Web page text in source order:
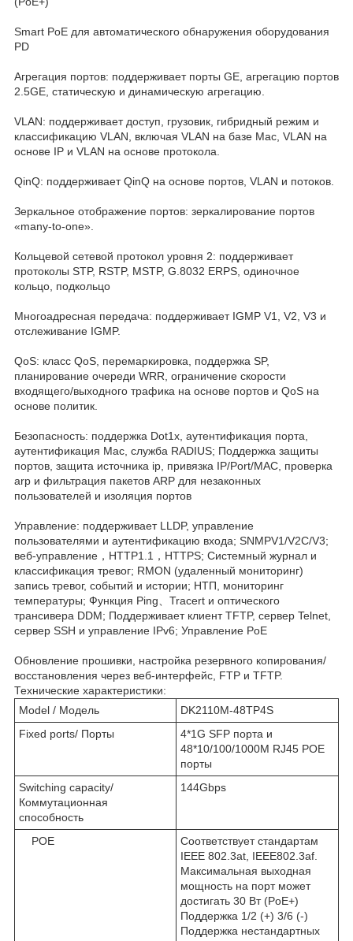
Smart PoE для автоматического обнаружения оборудования
PD
Агрегация портов: поддерживает порты GE, агрегацию портов
2.5GE, статическую и динамическую агрегацию.
VLAN: поддерживает доступ, грузовик, гибридный режим и
классификацию VLAN, включая VLAN на базе Mac, VLAN на
основе IP и VLAN на основе протокола.
QinQ: поддерживает QinQ на основе портов, VLAN и потоков.
Зеркальное отображение портов: зеркалирование портов
«many-to-one».
Кольцевой сетевой протокол уровня 2: поддерживает
протоколы STP, RSTP, MSTP, G.8032 ERPS, одиночное
кольцо, подкольцо
Многоадресная передача: поддерживает IGMP V1, V2, V3 и
отслеживание IGMP.
QoS: класс QoS, перемаркировка, поддержка SP,
планирование очереди WRR, ограничение скорости
входящего/выходного трафика на основе портов и QoS на
основе политик.
Безопасность: поддержка Dot1x, аутентификация порта,
аутентификация Mac, служба RADIUS; Поддержка защиты
портов, защита источника ip, привязка IP/Port/MAC, проверка
arp и фильтрация пакетов ARP для незаконных
пользователей и изоляция портов
Управление: поддерживает LLDP, управление
пользователями и аутентификацию входа; SNMPV1/V2C/V3;
веб-управление，HTTP1.1，HTTPS; Системный журнал и
классификация тревог; RMON (удаленный мониторинг)
запись тревог, событий и истории; НТП, мониторинг
температуры; Функция Ping、Tracert и оптического
трансивера DDM; Поддерживает клиент TFTP, сервер Telnet,
сервер SSH и управление IPv6; Управление PoE
Обновление прошивки, настройка резервного копирования/
восстановления через веб-интерфейс, FTP и TFTP.
Технические характеристики:
Model / Модель
DK2110M-48TP4S
Fixed ports/ Порты
4*1G SFP порта и
48*10/100/1000M RJ45 POE
порты
Switching capacity/
Коммутационная
способность
144Gbps
POE
Соответствует стандартам
IEEE 802.3at, IEEE802.3af.
Максимальная выходная
мощность на порт может
достигать 30 Вт (PoE+)
Поддержка 1/2 (+) 3/6 (-)
Поддержка нестандартных